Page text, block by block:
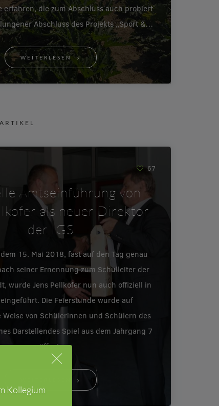
Kollegium
erfahren, die zum Abschluss auch probiert
Abschluss des Projekts „Sport &…
WEITERLESEN
67
Amtseinführung von
als neuer Direktor
der IGS
15. Mai 2018, fast auf den Tag genau
seiner Ernennung zum Schulleiter der
wurde Jens Pellkofer nun auch offiziell in
Die Feierstunde wurde auf
von Schülerinnen und Schülern des
Darstellendes Spiel aus dem Jahrgang 7
eröffnet.…